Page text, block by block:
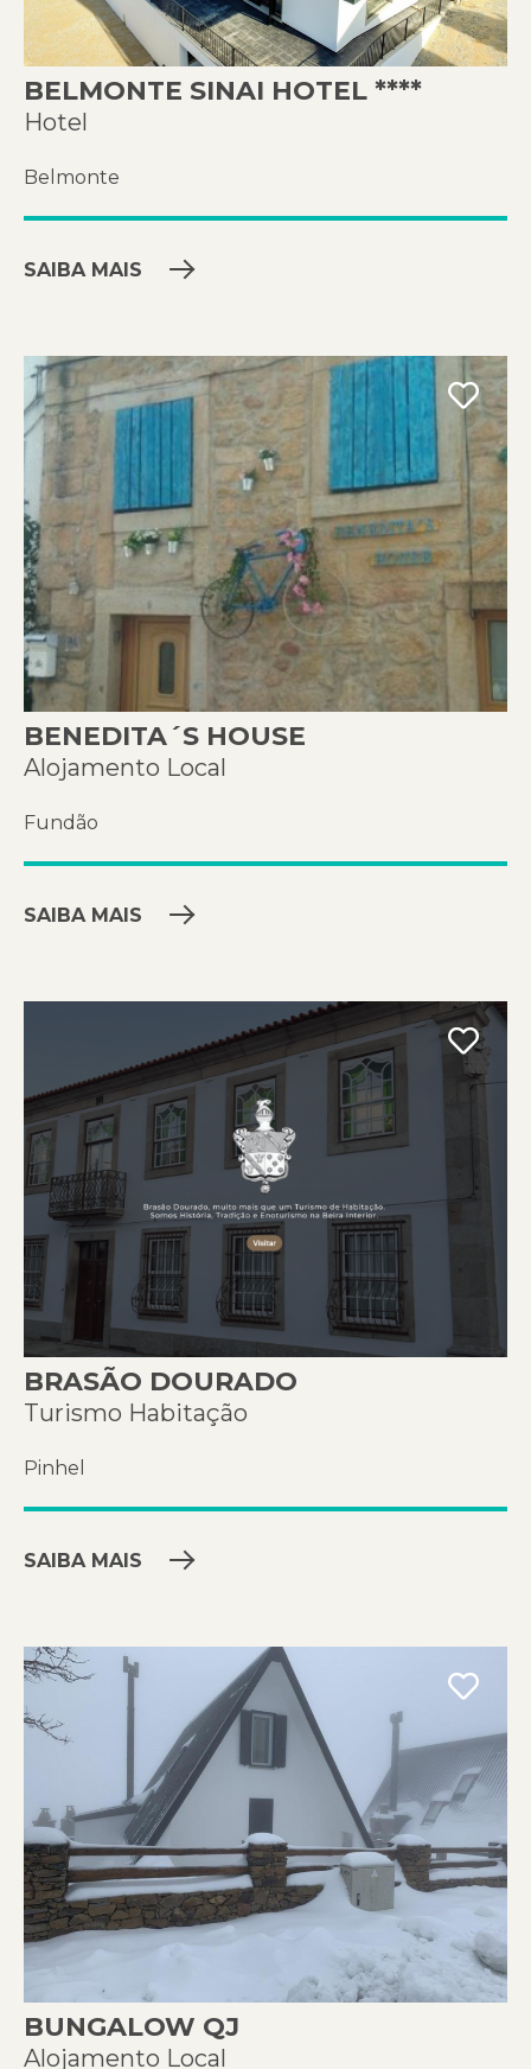
BELMONTE SINAI HOTEL ****
Hotel
Belmonte
SAIBA MAIS
BENEDITA´S HOUSE
Alojamento Local
Fundão
SAIBA MAIS
BRASÃO DOURADO
Turismo Habitação
Pinhel
SAIBA MAIS
BUNGALOW QJ
Alojamento Local